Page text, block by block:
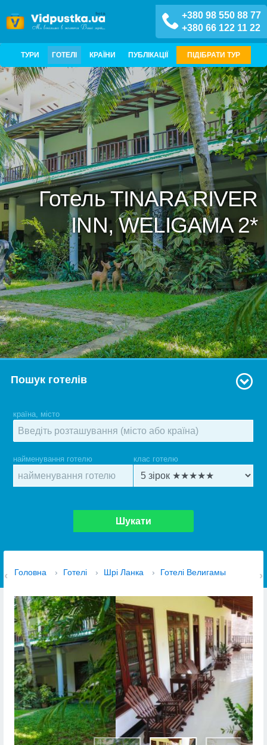
+380 98 550 88 77
+380 66 122 11 22
ТУРИ ГОТЕЛІ КРАЇНИ ПУБЛІКАЦІЇ ПІДІБРАТИ ТУР
Готель TINARA RIVER
INN, WELIGAMA 2*
Пошук готелів
країна, місто
найменування готелю клас готелю
Шукати
Головна › Готелі › Шрі Ланка › Готелі Велигамы